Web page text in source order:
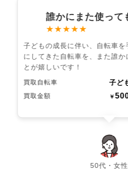
誰かにまた使って
★★★★★
子どもの成長に伴い、自転車
にしてきた自転車を、また誰か
とが嬉しいです！
買取自転車 子ど
買取金額 ￥
50代・女性
chevron_left chevron_right